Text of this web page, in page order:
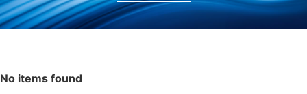
No items found